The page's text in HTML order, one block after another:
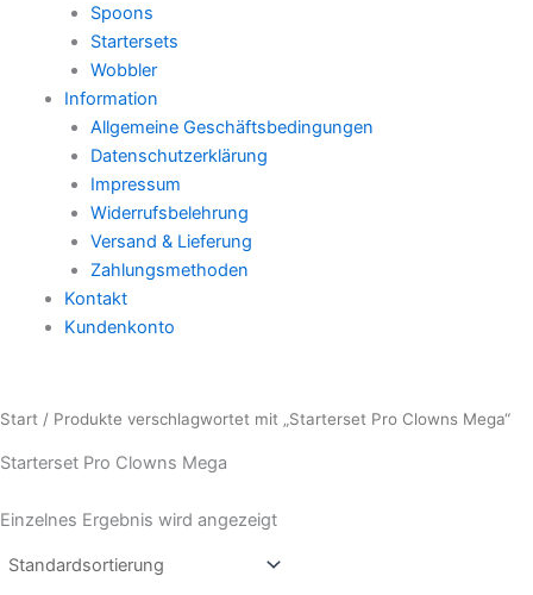
Spoons
Startersets
Wobbler
Information
Allgemeine Geschäftsbedingungen
Datenschutzerklärung
Impressum
Widerrufsbelehrung
Versand & Lieferung
Zahlungsmethoden
Kontakt
Kundenkonto
Start / Produkte verschlagwortet mit „Starterset Pro Clowns Mega“
Starterset Pro Clowns Mega
Einzelnes Ergebnis wird angezeigt